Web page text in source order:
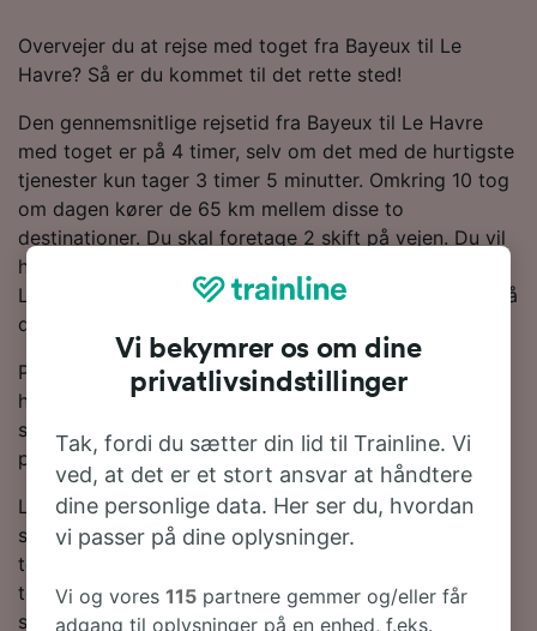
Overvejer du at rejse med toget fra Bayeux til Le
Havre? Så er du kommet til det rette sted!
Den gennemsnitlige rejsetid fra Bayeux til Le Havre
med toget er på 4 timer, selv om det med de hurtigste
tjenester kun tager 3 timer 5 minutter. Omkring 10 tog
om dagen kører de 65 km mellem disse to
destinationer. Du skal foretage 2 skift på vejen. Du vil
højst sandsynligt springe på et SNCF for at komme til
Le Havre, da de er den største operatør af tjenester på
denne rute.
Planlæg din rejse og bestil dine togbilletter i forvejen,
hvis du vil have fat i de billigste billetter. Bare lav en
søgning i vores Rejseplanlægger for at se de seneste
priser for tog fra Bayeux til Le Havre.
Læs mere om togrejsen til Le Havre samt de ofte
stillede spørgsmål, togplaner med de første og sidste
togtider og tips til, hvordan du bestiller billige
togbilletter. Hvis du er klar til at bestille, så lav en
søgning efter billetter med os i dag.
Vi bekymrer os om dine
privatlivsindstillinger
Tak, fordi du sætter din lid til Trainline. Vi
ved, at det er et stort ansvar at håndtere
dine personlige data. Her ser du, hvordan
vi passer på dine oplysninger.
Vi og vores115 partnere gemmer og/eller får
adgang til oplysninger på en enhed, f.eks.